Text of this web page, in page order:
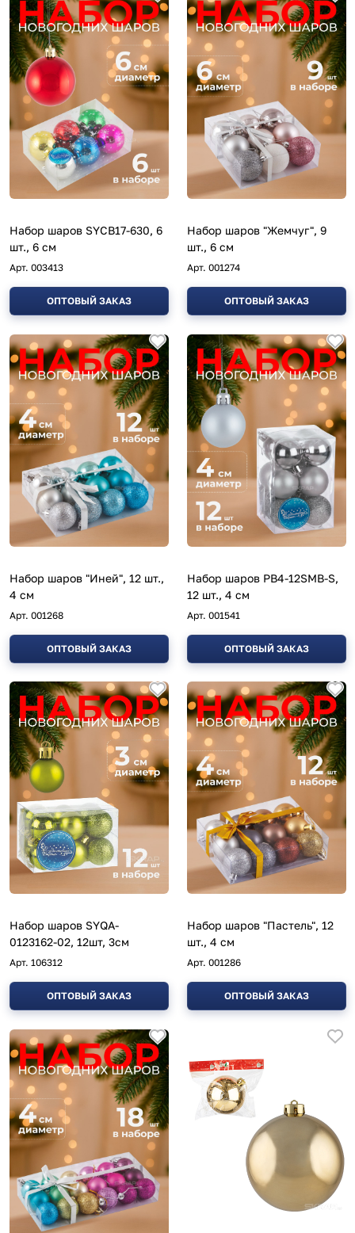
Набор шаров SYCB17-630, 6
шт., 6 см
Арт. 003413
ОПТОВЫЙ ЗАКАЗ
Набор шаров "Жемчуг", 9
шт., 6 см
Арт. 001274
ОПТОВЫЙ ЗАКАЗ
Набор шаров "Иней", 12 шт.,
4 см
Арт. 001268
ОПТОВЫЙ ЗАКАЗ
Набор шаров PB4-12SMB-S,
12 шт., 4 см
Арт. 001541
ОПТОВЫЙ ЗАКАЗ
Набор шаров SYQA-
0123162-02, 12шт, 3см
Арт. 106312
ОПТОВЫЙ ЗАКАЗ
Набор шаров "Пастель", 12
шт., 4 см
Арт. 001286
ОПТОВЫЙ ЗАКАЗ